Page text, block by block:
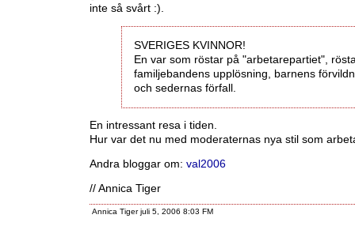
inte så svårt :).
SVERIGES KVINNOR!
En var som röstar på "arbetarepartiet",
familjebandens upplösning, barnens
och sedernas förfall.
En intressant resa i tiden.
Hur var det nu med moderaternas nya stil som
Andra bloggar om: val2006
// Annica Tiger
Annica Tiger juli 5, 2006 8:03 FM